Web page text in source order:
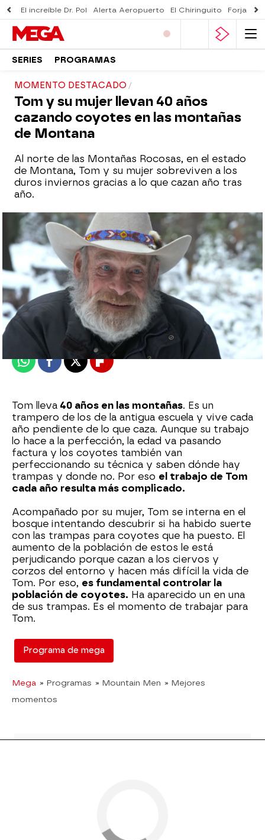
El increíble Dr. Pol Alerta Aeropuerto El Chiringuito Forjado
SERIES PROGRAMAS
MOMENTO DESTACADO
Tom y su mujer llevan 40 años
cazando coyotes en las montañas
de Montana
Al norte de las Montañas Rocosas, en el estado
de Montana, Tom y su mujer sobreviven a los
duros inviernos gracias a lo que cazan año tras
año.
mega
Publicado: 06 de marzo de 2023, 15:34
WhatsappFacebook
X Flipboard
Tom lleva 40 años en las montañas. Es un
trampero de los de la antigua escuela y vive cada
año pendiente de lo que caza. Aunque su trabajo
lo hace a la perfección, la edad va pasando
factura y los coyotes también van
perfeccionando su técnica y saben dónde hay
trampas y donde no. Por eso el trabajo de Tom
cada año resulta más complicado.
Acompañado por su mujer, Tom se interna en el
bosque intentando descubrir si ha habido suerte
con las trampas para coyotes que ha puesto. El
aumento de la población de estos le está
perjudicando porque cazan a los ciervos y
corzos del entorno y hacen más difícil la vida de
Tom. Por eso, es fundamental controlar la
población de coyotes. Ha aparecido un en una
de sus trampas. Es el momento de trabajar para
Tom.
Programa de mega
Mega » Programas » Mountain Men » Mejores
momentos